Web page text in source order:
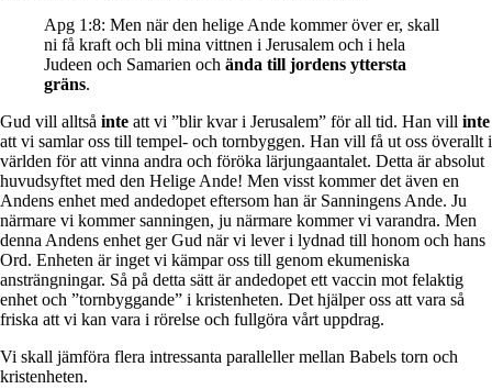
Apg 1:8: Men när den helige Ande kommer över er, skall
ni få kraft och bli mina vittnen i Jerusalem och i hela
Judeen och Samarien och ända till jordens yttersta
gräns.
Gud vill alltså inte att vi ”blir kvar i Jerusalem” för all tid. Han vill inte
att vi samlar oss till tempel- och tornbyggen. Han vill få ut oss överallt i
världen för att vinna andra och föröka lärjungaantalet. Detta är absolut
huvudsyftet med den Helige Ande! Men visst kommer det även en
Andens enhet med andedopet eftersom han är Sanningens Ande. Ju
närmare vi kommer sanningen, ju närmare kommer vi varandra. Men
denna Andens enhet ger Gud när vi lever i lydnad till honom och hans
Ord. Enheten är inget vi kämpar oss till genom ekumeniska
ansträngningar. Så på detta sätt är andedopet ett vaccin mot felaktig
enhet och ”tornbyggande” i kristenheten. Det hjälper oss att vara så
friska att vi kan vara i rörelse och fullgöra vårt uppdrag.
Vi skall jämföra flera intressanta paralleller mellan Babels torn och
kristenheten.